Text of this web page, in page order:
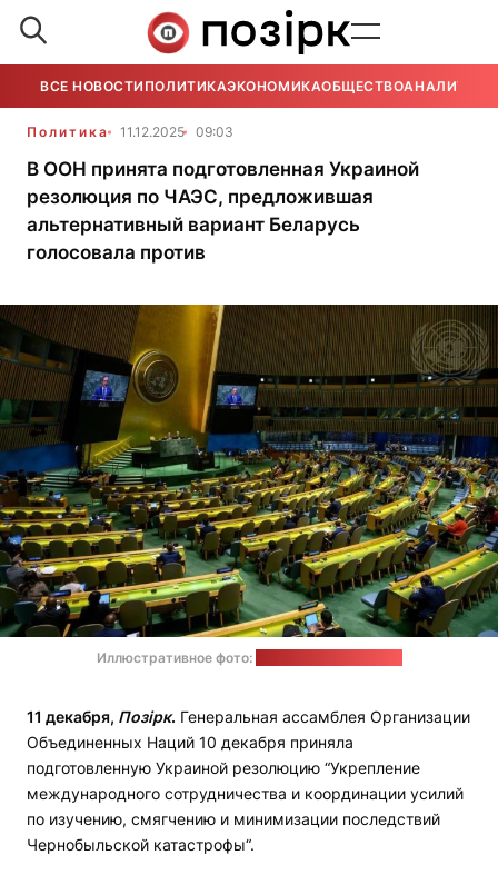
ВСЕ НОВОСТИ ПОЛИТИКАЭКОНОМИКАОБЩЕСТВОАНАЛИТИКА
Политика 11.12.2025 09:03
В ООН принята подготовленная Украиной
резолюция по ЧАЭС, предложившая
альтернативный вариант Беларусь
голосовала против
Иллюстративное фото:
11 декабря, Позірк. Генеральная ассамблея Организации
Объединенных Наций 10 декабря приняла
подготовленную Украиной резолюцию “Укрепление
международного сотрудничества и координации усилий
по изучению, смягчению и минимизации последствий
Чернобыльской катастрофы“.